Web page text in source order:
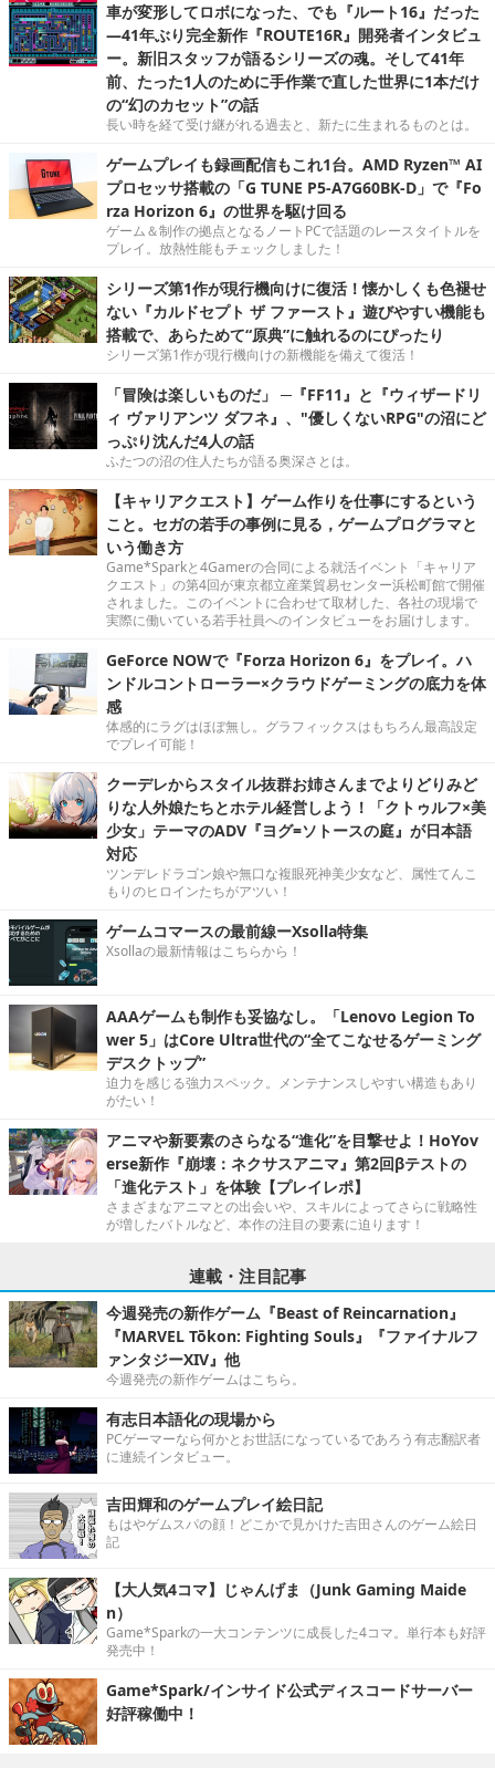
車が変形してロボになった、でも『ルート16』だった
―41年ぶり完全新作『ROUTE16R』開発者インタビュ
ー。新旧スタッフが語るシリーズの魂。そして41年
前、たった1人のために手作業で直した世界に1本だけ
の“幻のカセット”の話
長い時を経て受け継がれる過去と、新たに生まれるものとは。
ゲームプレイも録画配信もこれ1台。AMD Ryzen™ AI
プロセッサ搭載の「G TUNE P5-A7G60BK-D」で『Fo
rza Horizon 6』の世界を駆け回る
ゲーム＆制作の拠点となるノートPCで話題のレースタイトルを
プレイ。放熱性能もチェックしました！
シリーズ第1作が現行機向けに復活！懐かしくも色褪せ
ない『カルドセプト ザ ファースト』遊びやすい機能も
搭載で、あらためて“原典”に触れるのにぴったり
シリーズ第1作が現行機向けの新機能を備えて復活！
「冒険は楽しいものだ」 ─『FF11』と『ウィザードリ
ィ ヴァリアンツ ダフネ』、"優しくないRPG"の沼にど
っぷり沈んだ4人の話
ふたつの沼の住人たちが語る奥深さとは。
【キャリアクエスト】ゲーム作りを仕事にするという
こと。セガの若手の事例に見る，ゲームプログラマと
いう働き方
Game*Sparkと4Gamerの合同による就活イベント「キャリア
クエスト」の第4回が東京都立産業貿易センター浜松町館で開催
されました。このイベントに合わせて取材した、各社の現場で
実際に働いている若手社員へのインタビューをお届けします。
GeForce NOWで『Forza Horizon 6』をプレイ。ハ
ンドルコントローラー×クラウドゲーミングの底力を体
感
体感的にラグはほぼ無し。グラフィックスはもちろん最高設定
でプレイ可能！
クーデレからスタイル抜群お姉さんまでよりどりみど
りな人外娘たちとホテル経営しよう！「クトゥルフ×美
少女」テーマのADV『ヨグ=ソトースの庭』が日本語
対応
ツンデレドラゴン娘や無口な複眼死神美少女など、属性てんこ
もりのヒロインたちがアツい！
ゲームコマースの最前線ーXsolla特集
Xsollaの最新情報はこちらから！
AAAゲームも制作も妥協なし。「Lenovo Legion To
wer 5」はCore Ultra世代の“全てこなせるゲーミング
デスクトップ”
迫力を感じる強力スペック。メンテナンスしやすい構造もあり
がたい！
アニマや新要素のさらなる“進化”を目撃せよ！HoYov
erse新作『崩壊：ネクサスアニマ』第2回βテストの
「進化テスト」を体験【プレイレポ】
さまざまなアニマとの出会いや、スキルによってさらに戦略性
が増したバトルなど、本作の注目の要素に迫ります！
連載・注目記事
今週発売の新作ゲーム『Beast of Reincarnation』
『MARVEL Tōkon: Fighting Souls』『ファイナルフ
ァンタジーXIV』他
今週発売の新作ゲームはこちら。
有志日本語化の現場から
PCゲーマーなら何かとお世話になっているであろう有志翻訳者
に連続インタビュー。
吉田輝和のゲームプレイ絵日記
もはやゲムスパの顔！どこかで見かけた吉田さんのゲーム絵日
記
【大人気4コマ】じゃんげま（Junk Gaming Maide
n）
Game*Sparkの一大コンテンツに成長した4コマ。単行本も好評
発売中！
Game*Spark/インサイド公式ディスコードサーバー
好評稼働中！